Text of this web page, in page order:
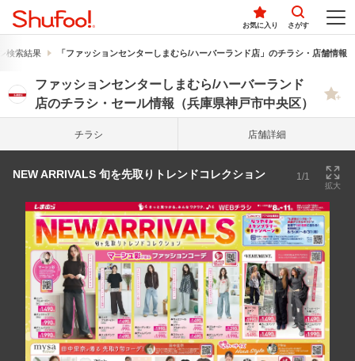
お気に入り さがす
検索結果 「ファッションセンターしまむら/ハーバーランド店」のチラシ・店舗情報
ファッションセンターしまむら/ハーバーランド
店のチラシ・セール情報（兵庫県神戸市中央区）
チラシ 店舗詳細
NEW ARRIVALS 旬を先取りトレンドコレクション 1/1
拡大